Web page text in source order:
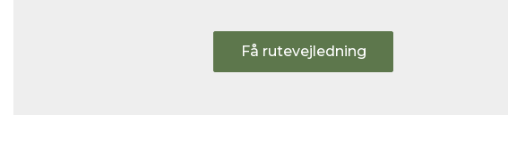
Få rutevejledning